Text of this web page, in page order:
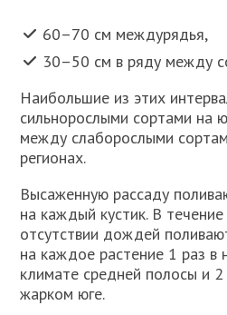
60–70 см междурядья,
30–50 см в ряду между
Наибольшие из этих
сильнорослыми сортами на
между слаборослыми
регионах.
Высаженную рассаду
на каждый кустик. В
отсутствии дождей
на каждое растение 1 раз
климате средней полосы и
жарком юге.